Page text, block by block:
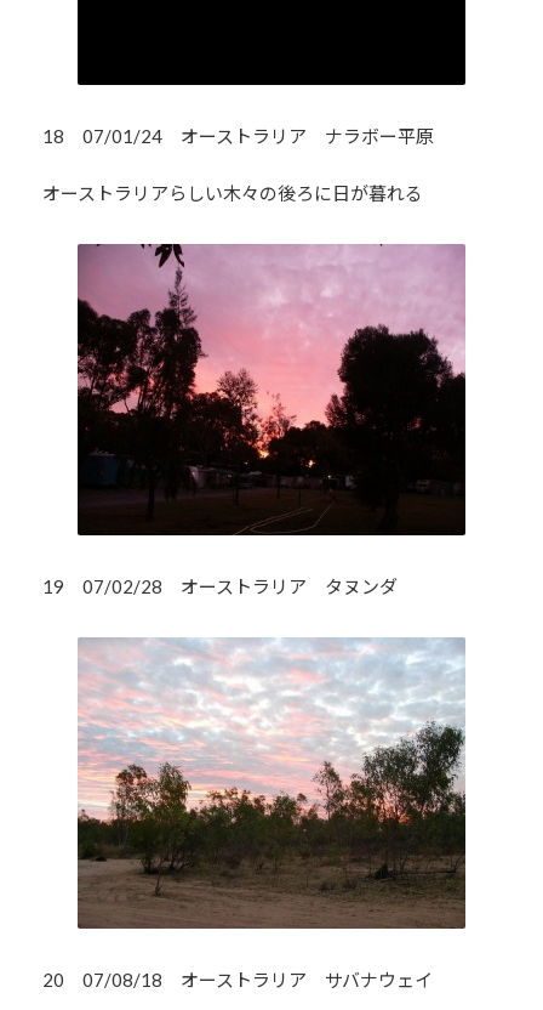
18 07/01/24 オーストラリア ナラボー平原
オーストラリアらしい木々の後ろに日が暮れる
19 07/02/28 オーストラリア タヌンダ
20 07/08/18 オーストラリア サバナウェイ